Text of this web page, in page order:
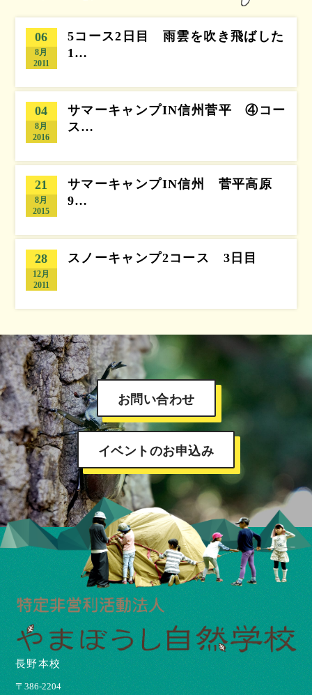
06
8月
2011
5コース2日目 雨雲を吹き飛ばした
1…
04
8月
2016
サマーキャンプIN信州菅平 ④コー
ス…
21
8月
2015
サマーキャンプIN信州 菅平高原
9…
28
12月
2011
スノーキャンプ2コース 3日目
お問い合わせ
イベントのお申込み
長野本校
〒386-2204